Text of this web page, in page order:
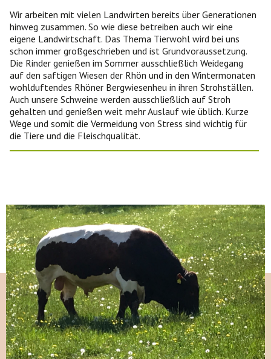
Wir arbeiten mit vielen Landwirten bereits über Generationen
hinweg zusammen. So wie diese betreiben auch wir eine
eigene Landwirtschaft. Das Thema Tierwohl wird bei uns
schon immer großgeschrieben und ist Grundvoraussetzung.
Die Rinder genießen im Sommer ausschließlich Weidegang
auf den saftigen Wiesen der Rhön und in den Wintermonaten
wohlduftendes Rhöner Bergwiesenheu in ihren Strohställen.
Auch unsere Schweine werden ausschließlich auf Stroh
gehalten und genießen weit mehr Auslauf wie üblich. Kurze
Wege und somit die Vermeidung von Stress sind wichtig für
die Tiere und die Fleischqualität.